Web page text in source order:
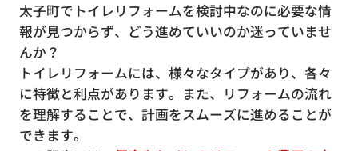
太子町でトイレリフォームを検討中なのに必要な情
報が見つからず、どう進めていいのか迷っていませ
んか？
トイレリフォームには、様々なタイプがあり、各々
に特徴と利点があります。また、リフォームの流れ
を理解することで、計画をスムーズに進めることが
できます。